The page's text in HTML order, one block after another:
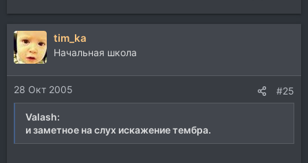
tim_ka
Начальная школа
28 Окт 2005 #25
Valash:
и заметное на слух искажение тембра.